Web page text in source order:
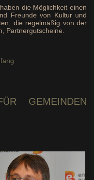
die Möglichkeit einen
Freunde von Kultur und
die regelmäßig von der
Partnergutscheine.
GEMEINDEN